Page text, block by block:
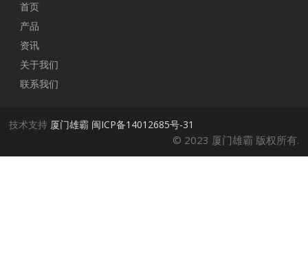
首页
产品
资讯
关于我们
联系我们
技术支持 厦门雄霸 闽ICP备14012685号-31
© 2023 厦门雄霸 版权所有.